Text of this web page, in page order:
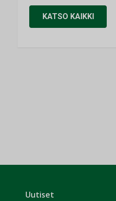
KATSO KAIKKI
Uutiset